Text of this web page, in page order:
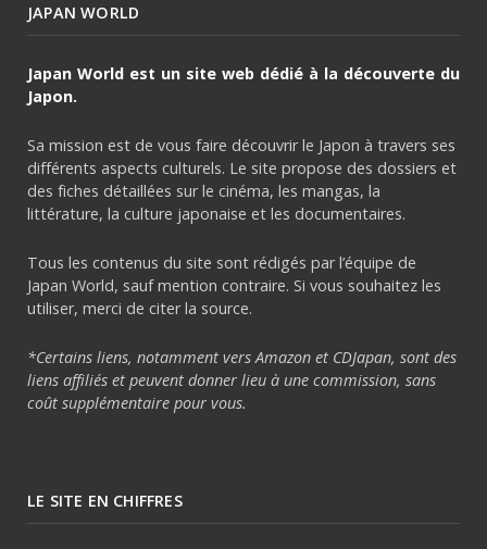
JAPAN WORLD
Japan World est un site web dédié à la découverte du
Japon.
Sa mission est de vous faire découvrir le Japon à travers ses
différents aspects culturels. Le site propose des dossiers et
des fiches détaillées sur le cinéma, les mangas, la
littérature, la culture japonaise et les documentaires.
Tous les contenus du site sont rédigés par l’équipe de
Japan World, sauf mention contraire. Si vous souhaitez les
utiliser, merci de citer la source.
*Certains liens, notamment vers Amazon et CDJapan, sont des
liens affiliés et peuvent donner lieu à une commission, sans
coût supplémentaire pour vous.
LE SITE EN CHIFFRES